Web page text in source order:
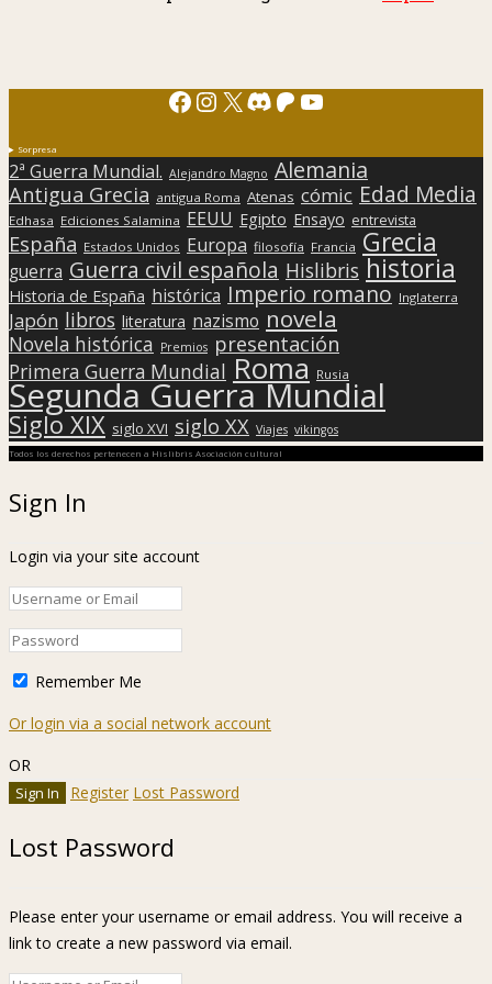
Facebook
Instagram
X Discord
Patreon
YouTube
Sorpresa
2ª Guerra Mundial. Alejandro Magno Alemania
Antigua Grecia antigua Roma Atenas cómic Edad Media
Edhasa Ediciones Salamina EEUU Egipto Ensayo entrevista
España Estados Unidos Europa filosofía Francia Grecia
guerra Guerra civil española Hislibris historia
Historia de España histórica Imperio romano Inglaterra
Japón libros literatura nazismo novela
Novela histórica Premios presentación
Primera Guerra Mundial Roma Rusia
Segunda Guerra Mundial
Siglo XIX siglo XVI siglo XX Viajes vikingos
Todos los derechos pertenecen a Hislibris Asociación cultural
Sign In
Login via your site account
Remember Me
Or login via a social network account
OR
Register Lost Password
Lost Password
Please enter your username or email address. You will receive a
link to create a new password via email.